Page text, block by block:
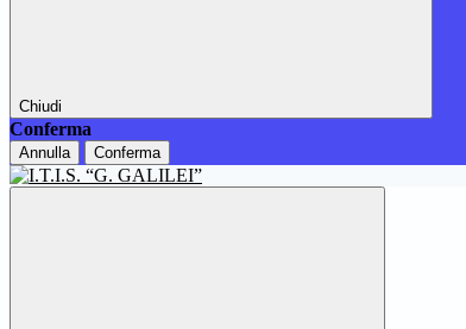
Chiudi
Conferma
Annulla Conferma